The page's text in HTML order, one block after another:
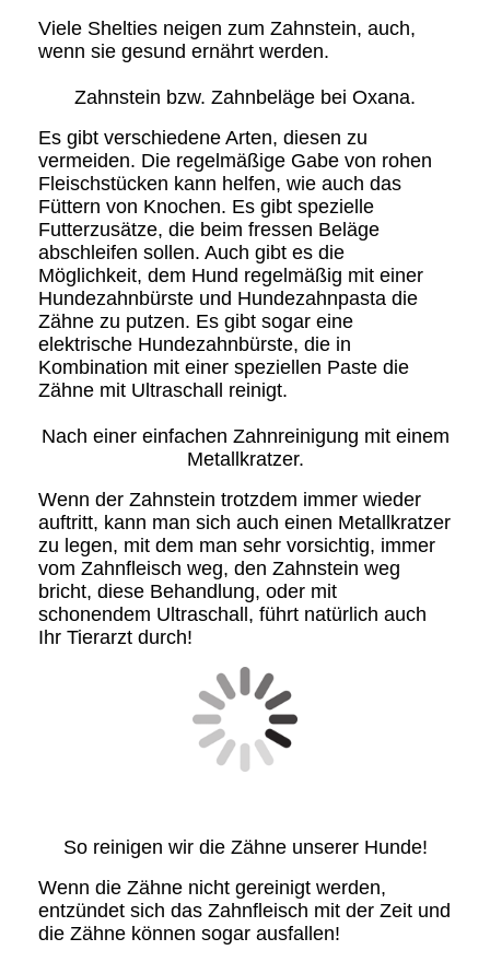
Viele Shelties neigen zum Zahnstein, auch,
wenn sie gesund ernährt werden.
Zahnstein bzw. Zahnbeläge bei Oxana.
Es gibt verschiedene Arten, diesen zu
vermeiden. Die regelmäßige Gabe von rohen
Fleischstücken kann helfen, wie auch das
Füttern von Knochen. Es gibt spezielle
Futterzusätze, die beim fressen Beläge
abschleifen sollen. Auch gibt es die
Möglichkeit, dem Hund regelmäßig mit einer
Hundezahnbürste und Hundezahnpasta die
Zähne zu putzen. Es gibt sogar eine
elektrische Hundezahnbürste, die in
Kombination mit einer speziellen Paste die
Zähne mit Ultraschall reinigt.
Nach einer einfachen Zahnreinigung mit einem
Metallkratzer.
Wenn der Zahnstein trotzdem immer wieder
auftritt, kann man sich auch einen Metallkratzer
zu legen, mit dem man sehr vorsichtig, immer
vom Zahnfleisch weg, den Zahnstein weg
bricht, diese Behandlung, oder mit
schonendem Ultraschall, führt natürlich auch
Ihr Tierarzt durch!
So reinigen wir die Zähne unserer Hunde!
Wenn die Zähne nicht gereinigt werden,
entzündet sich das Zahnfleisch mit der Zeit und
die Zähne können sogar ausfallen!